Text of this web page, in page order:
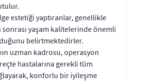
estetiği yaptıranlar, genellikle
yaşam kalitelerinde önemli
belirtmektedirler.
uzman kadrosu, operasyon
hastalarına gerekli tüm
konforlu bir iyileşme